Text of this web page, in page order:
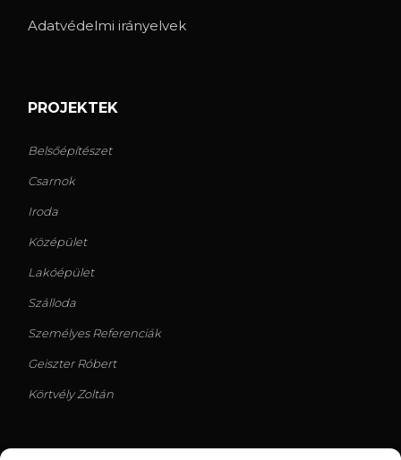
Adatvédelmi irányelvek
PROJEKTEK
Belsőépítészet
Csarnok
Iroda
Középület
Lakóépület
Szálloda
Személyes Referenciák
Geiszter Róbert
Körtvély Zoltán